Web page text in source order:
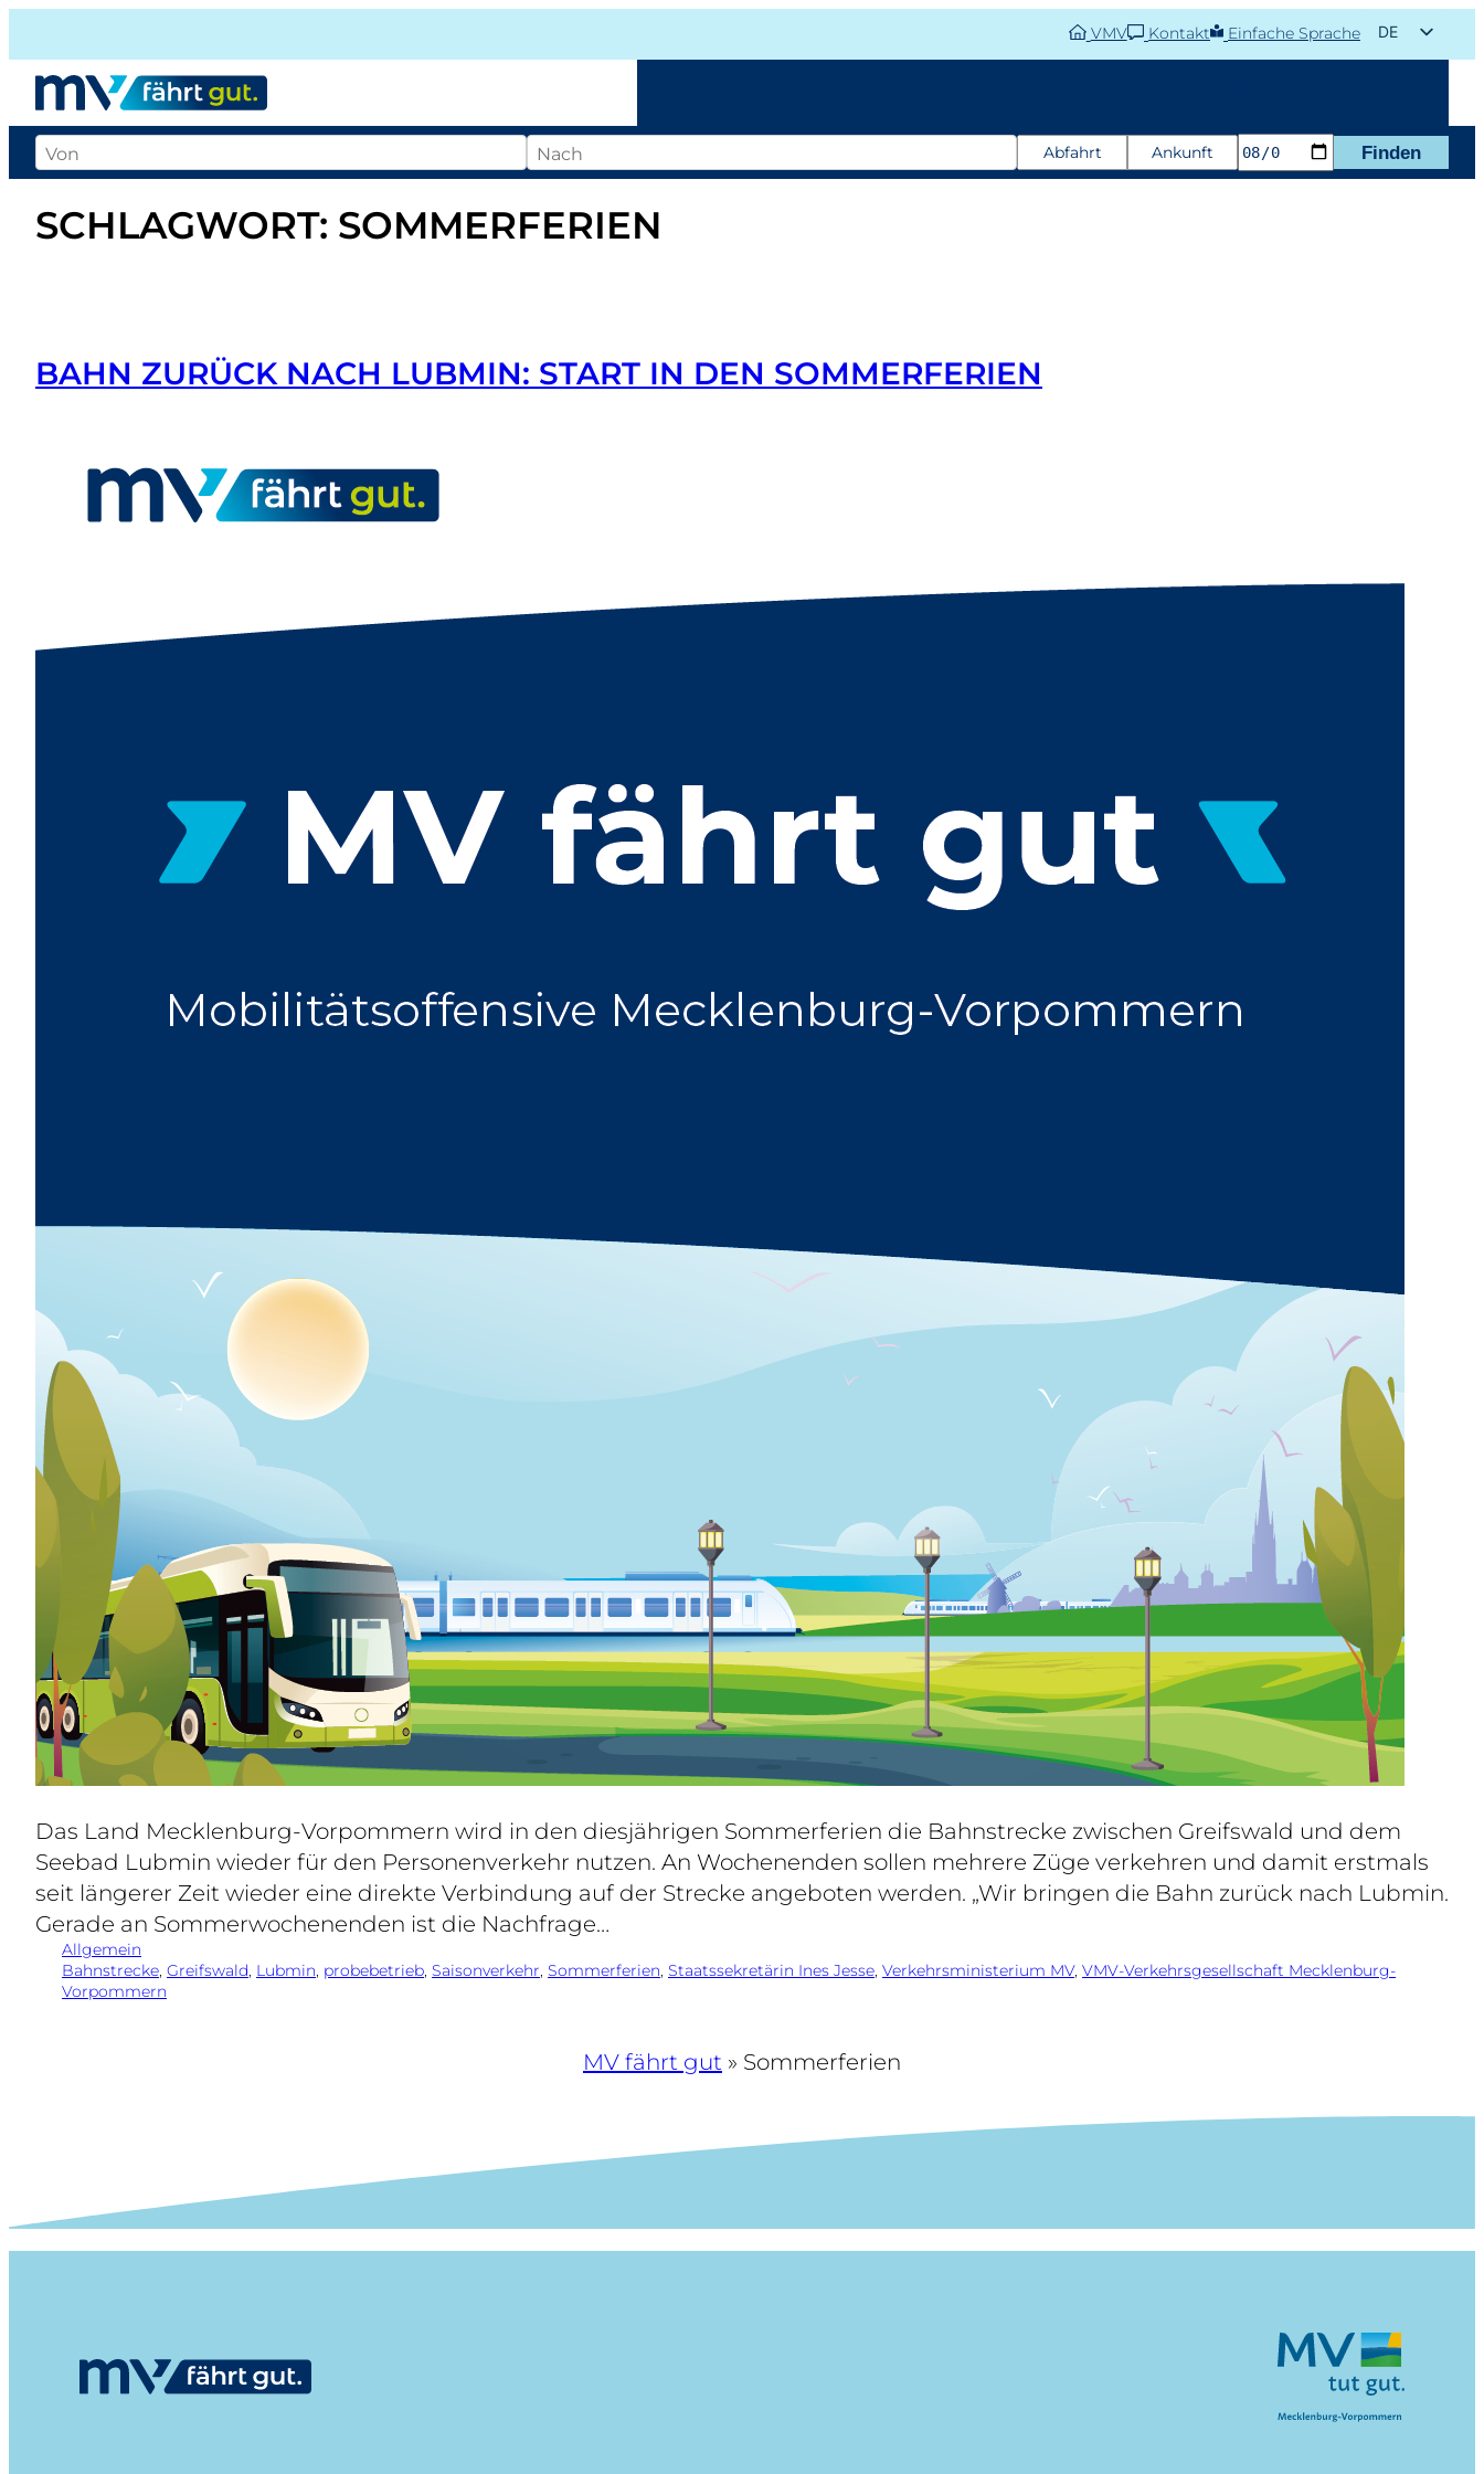
Inhalt
springen
VMV Kontakt Einfache Sprache
DE
Abfahrtsort
Zielort
Abfahrt Ankunft
Datum
Zeit
Ankunft
Finden
SCHLAGWORT: SOMMERFERIEN
BAHN ZURÜCK NACH LUBMIN: START IN DEN SOMMERFERIEN
Das Land Mecklenburg-Vorpommern wird in den diesjährigen Sommerferien die Bahnstrecke zwischen Greifswald und dem
Seebad Lubmin wieder für den Personenverkehr nutzen. An Wochenenden sollen mehrere Züge verkehren und damit erstmals
seit längerer Zeit wieder eine direkte Verbindung auf der Strecke angeboten werden. „Wir bringen die Bahn zurück nach Lubmin.
Gerade an Sommerwochenenden ist die Nachfrage…
Allgemein
Bahnstrecke, Greifswald, Lubmin, probebetrieb, Saisonverkehr, Sommerferien, Staatssekretärin Ines Jesse, Verkehrsministerium MV, VMV-Verkehrsgesellschaft Mecklenburg-
Vorpommern
MV fährt gut » Sommerferien